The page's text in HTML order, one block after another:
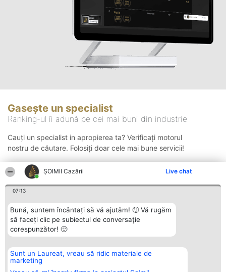
ȘOIMII Cazării Live chat
07:13
Bună, suntem încântați să vă ajutăm! 🙂 Vă rugăm
să faceți clic pe subiectul de conversație
corespunzător! 🙂
Sunt un Laureat, vreau să ridic materiale de
marketing
Gasește un specialist
Ranking-ul îi adună pe cei mai buni din industrie
Cauți un specialist in apropierea ta? Verificați motorul
nostru de căutare. Folosiți doar cele mai bune servicii!
Organizator Ranking
BRIGHT SOLUTIONS BR SRL
Aleea Timisul De Sus 2 Bl. A30
Plebiscyt
Lista Tuturor
Contact